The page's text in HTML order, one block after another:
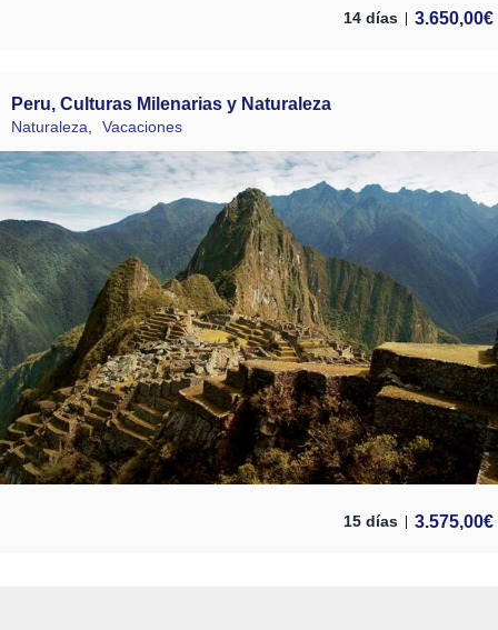
14 días 3.650,00€
Peru, Culturas Milenarias y Naturaleza
Naturaleza, Vacaciones
15 días 3.575,00€